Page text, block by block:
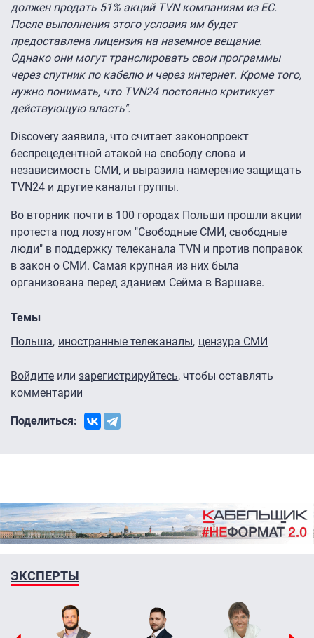
должен продать 51% акций TVN компаниям из ЕС.
После выполнения этого условия им будет
предоставлена лицензия на наземное вещание.
Однако они могут транслировать свои программы
через спутник по кабелю и через интернет. Кроме того,
нужно понимать, что TVN24 постоянно критикует
действующую власть".
Discovery заявила, что считает законопроект
беспрецедентной атакой на свободу слова и
независимость СМИ, и выразила намерение защищать
TVN24 и другие каналы группы.
Во вторник почти в 100 городах Польши прошли акции
протеста под лозунгом "Свободные СМИ, свободные
люди" в поддержку телеканала TVN и против поправок
в закон о СМИ. Самая крупная из них была
организована перед зданием Сейма в Варшаве.
Темы
Польша иностранные телеканалы цензура СМИ
Войдите или зарегистрируйтесь, чтобы оставлять
комментарии
Поделиться:
ЭКСПЕРТЫ